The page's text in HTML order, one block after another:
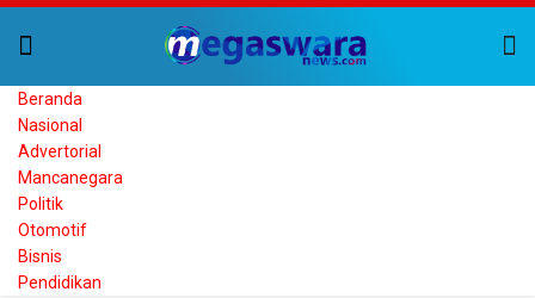
Beranda
Nasional
Advertorial
Mancanegara
Politik
Otomotif
Bisnis
Pendidikan